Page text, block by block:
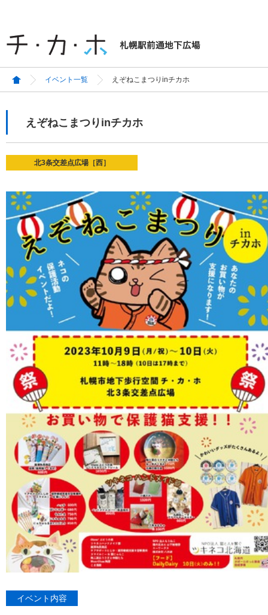
イベント一覧 えぞねこまつりinチカホ
えぞねこまつりinチカホ
北3条交差点広場［西］
イベント内容